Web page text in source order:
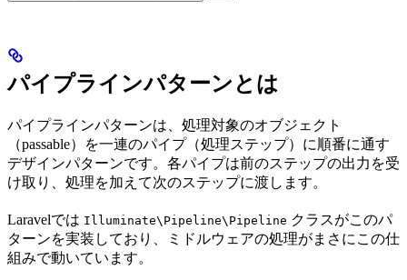
パイプラインパターンとは
パイプラインパターンは、処理対象のオブジェクト
（passable）を一連のパイプ（処理ステップ）に順番に通す
デザインパターンです。各パイプは前のステップの出力を受
け取り、処理を加えて次のステップに渡します。
Laravelでは Illuminate\Pipeline\Pipeline クラスがこのパ
ターンを実装しており、ミドルウェアの処理がまさにこの仕
組みで動いています。